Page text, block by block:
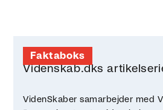
Faktaboks
Videnskab.dks
VidenSkaber samarbejder med